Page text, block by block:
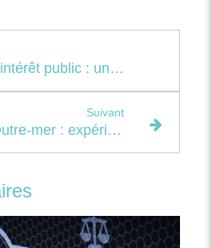
Syndic d’intérêt public : un agrément sous conditions
Suivant
Logement en Outre-mer : expérimentation autour d’un encadrement des loyers